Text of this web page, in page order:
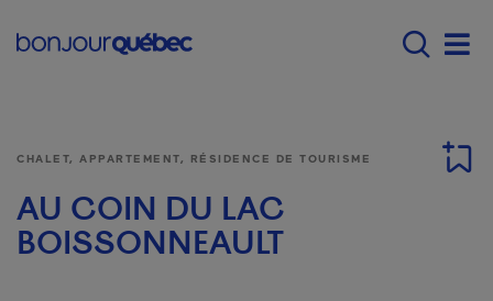
Main navigation -
CHALET, APPARTEMENT, RÉSIDENCE DE TOURISME
AU COIN DU LAC
BOISSONNEAULT